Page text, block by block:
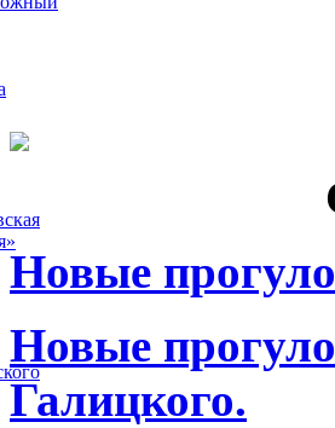
Новые
Новые
Галицкого.